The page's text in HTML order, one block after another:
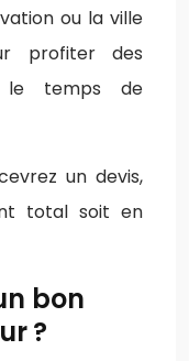
ou la ville
profiter des
le temps de
un devis,
total soit en
bon
?